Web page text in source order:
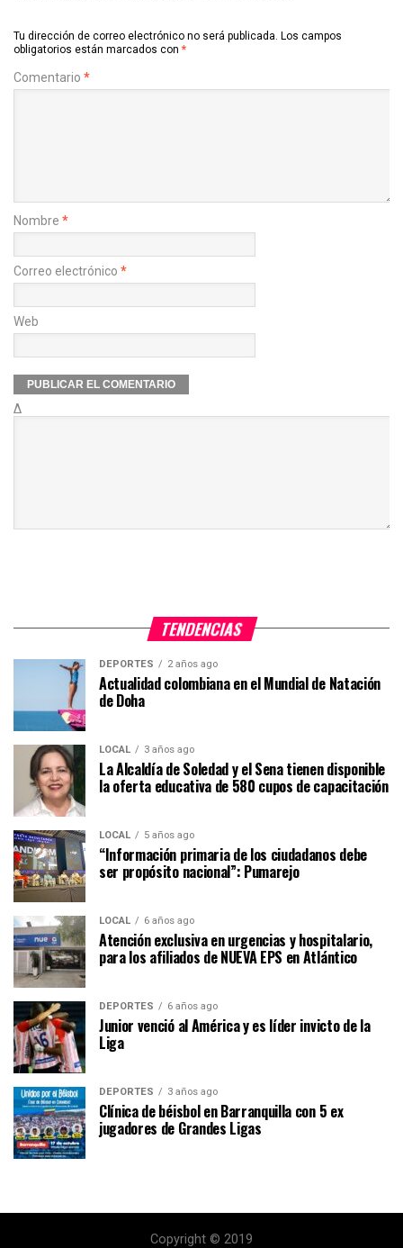
Tu dirección de correo electrónico no será publicada. Los campos
obligatorios están marcados con *
Comentario *
Nombre *
Correo electrónico *
Web
Δ
TENDENCIAS
DEPORTES 2 años ago
Actualidad colombiana en el Mundial de Natación
de Doha
LOCAL 3 años ago
La Alcaldía de Soledad y el Sena tienen disponible
la oferta educativa de 580 cupos de capacitación
LOCAL 5 años ago
“Información primaria de los ciudadanos debe
ser propósito nacional”: Pumarejo
LOCAL 6 años ago
Atención exclusiva en urgencias y hospitalario,
para los afiliados de NUEVA EPS en Atlántico
DEPORTES 6 años ago
Junior venció al América y es líder invicto de la
Liga
DEPORTES 3 años ago
Clínica de béisbol en Barranquilla con 5 ex
jugadores de Grandes Ligas
Copyright © 2019